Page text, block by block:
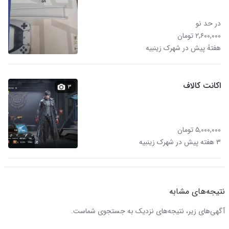
در حد نو
۲,۶۰۰,۰۰۰ تومان
هفتهٔ پیش در شهرک زینبیه
اکانت کالاف
۵,۰۰۰,۰۰۰ تومان
۳ هفته پیش در شهرک زینبیه
۳
نتیجه‌های مشابه
آگهی‌های زیر، نتیجه‌های نزدیک به جستجوی شماست.